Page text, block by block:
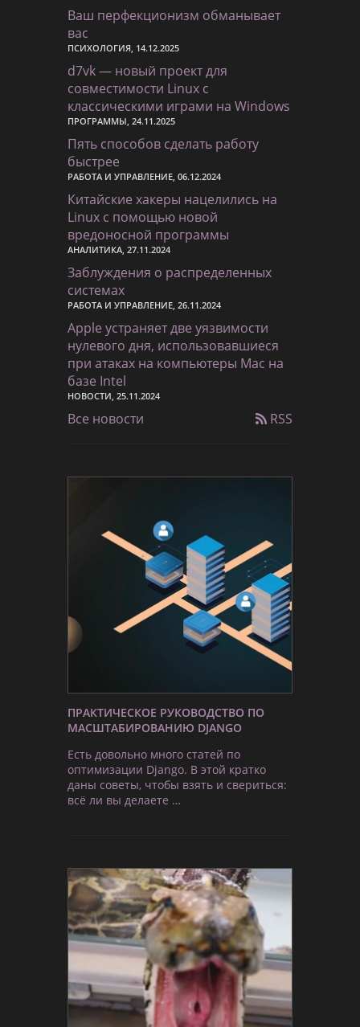
Ваш перфекционизм обманывает
вас
ПСИХОЛОГИЯ, 14.12.2025
d7vk — новый проект для
совместимости Linux с
классическими играми на Windows
ПРОГРАММЫ, 24.11.2025
Пять способов сделать работу
быстрее
РАБОТА И УПРАВЛЕНИЕ, 06.12.2024
Китайские хакеры нацелились на
Linux с помощью новой
вредоносной программы
АНАЛИТИКА, 27.11.2024
Заблуждения о распределенных
системах
РАБОТА И УПРАВЛЕНИЕ, 26.11.2024
Apple устраняет две уязвимости
нулевого дня, использовавшиеся
при атаках на компьютеры Mac на
базе Intel
НОВОСТИ, 25.11.2024
Все новости RSS
ПРАКТИЧЕСКОЕ РУКОВОДСТВО ПО
МАСШТАБИРОВАНИЮ DJANGO
Есть довольно много статей по
оптимизации Django. В этой кратко
даны советы, чтобы взять и свериться:
всё ли вы делаете …